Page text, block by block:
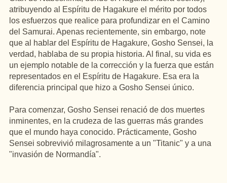
atribuyendo al Espíritu de Hagakure el mérito por todos
los esfuerzos que realice para profundizar en el Camino
del Samurai. Apenas recientemente, sin embargo, note
que al hablar del Espíritu de Hagakure, Gosho Sensei, la
verdad, hablaba de su propia historia. Al final, su vida es
un ejemplo notable de la corrección y la fuerza que están
representados en el Espíritu de Hagakure. Esa era la
diferencia principal que hizo a Gosho Sensei único.
Para comenzar, Gosho Sensei renació de dos muertes
inminentes, en la crudeza de las guerras más grandes
que el mundo haya conocido. Prácticamente, Gosho
Sensei sobrevivió milagrosamente a un "Titanic" y a una
"invasión de Normandía".